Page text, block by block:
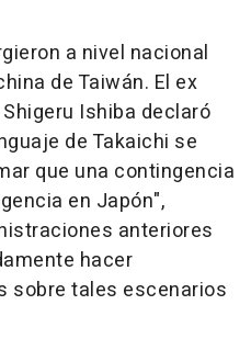
a nivel nacional
de Taiwán. El ex
Shigeru Ishiba declaró
de Takaichi se
que una contingencia
en Japón",
anteriores
hacer
sobre tales escenarios